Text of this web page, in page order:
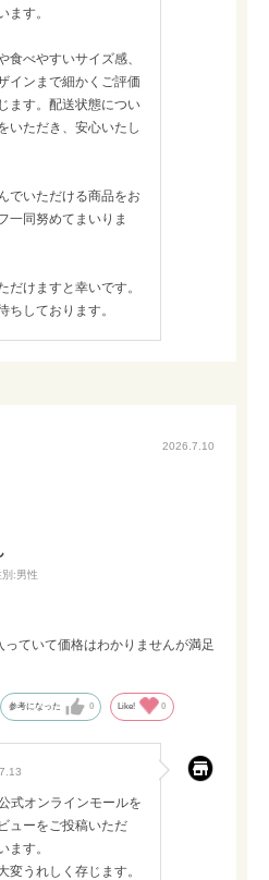
ます。
食べやすいサイズ感、
インまで細かくご評価
ます。配送状態につい
いただき、安心いたし
でいただける商品をお
一同努めてまいりま
だけますと幸いです。
ちしております。
2026.7.10
別:男性
ていて価格はわかりませんが満足
参考になった 0 Like! 0
式オンラインモールを
ューをご投稿いただ
ます。
変うれしく存じます。